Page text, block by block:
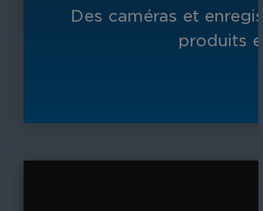
Des caméras et
produits